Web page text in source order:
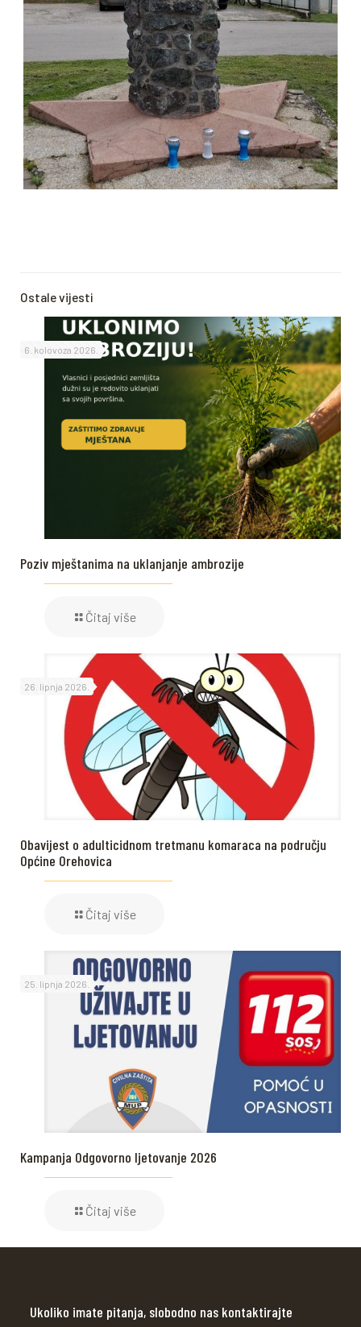
Ostale vijesti
6. kolovoza 2026.
Poziv mještanima na uklanjanje ambrozije
Čitaj više
26. lipnja 2026.
Obavijest o adulticidnom tretmanu komaraca na području
Općine Orehovica
Čitaj više
25. lipnja 2026.
Kampanja Odgovorno ljetovanje 2026
Čitaj više
Ukoliko imate pitanja, slobodno nas kontaktirajte